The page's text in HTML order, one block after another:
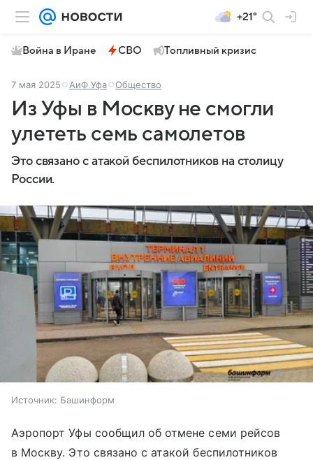
+21°
Война в Иране СВО Топливный кризис
7 мая 2025 АиФ Уфа Общество
Из Уфы в Москву не смогли
улететь семь самолетов
Это связано с атакой беспилотников на столицу
России.
Источник: Башинформ
Аэропорт Уфы сообщил об отмене семи рейсов
в Москву. Это связано с атакой беспилотников